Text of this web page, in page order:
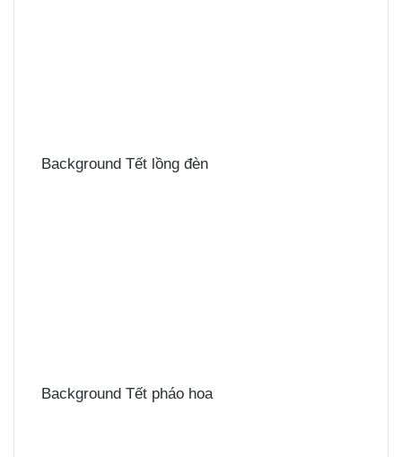
Background Tết lồng đèn
Background Tết pháo hoa